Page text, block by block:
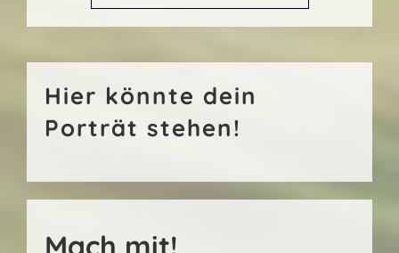
Hier könnte dein
Porträt stehen!